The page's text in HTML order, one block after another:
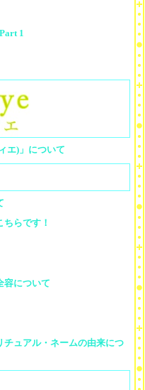
1
エ)」について
らです！
容について
チュアル・ネームの由来につ